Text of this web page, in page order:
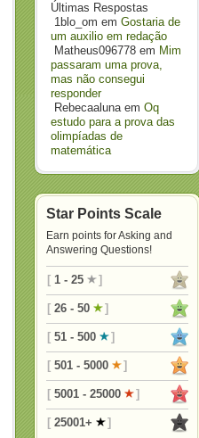
Últimas Respostas
1blo_om em Gostaria de
um auxilio em redação
Matheus096778 em Mim
passaram uma prova,
mas não consegui
responder
Rebecaalunaem Oq
estudo para a prova das
olimpíadas de
matemática
Star Points Scale
Earn points for Asking and
Answering Questions!
[ 1 - 25 ]
[ 26 - 50 ]
[ 51 - 500 ]
[ 501 - 5000 ]
[ 5001 - 25000 ]
[ 25001+ ]